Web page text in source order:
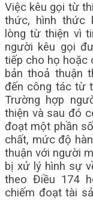
Việc kêu gọi từ
thức, hình thức
lòng từ thiện vì
người kêu gọi
tiếp cho họ hoặc
bản thoả thuận
đến công tác từ
Trường hợp
thiện và sau đó
đoạt một phần
chất, mức độ
thuận với người
bị xử lý hình sự
theo Điều 174
chiếm đoạt tài